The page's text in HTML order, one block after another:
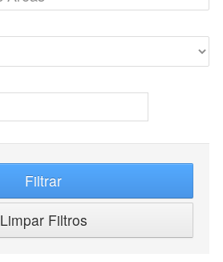
Filtrar
Limpar Filtros